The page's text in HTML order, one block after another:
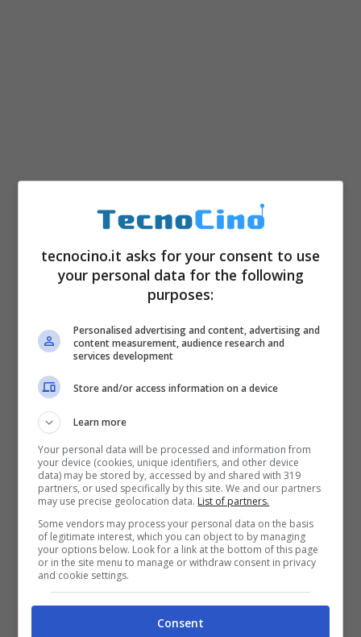
,Nokia
tecnocino.it asks for your consent to use
your personal data for the following
purposes:
Personalised advertising and content, advertising and
content measurement, audience research and
services development
Store and/or access information on a device
Learn more
Your personal data will be processed and information from
your device (cookies, unique identifiers, and other device
data) may be stored by, accessed by and shared with 319
partners, or used specifically by this site. We and our partners
may use precise geolocation data. List of partners.
Some vendors may process your personal data on the basis
of legitimate interest, which you can object to by managing
your options below. Look for a link at the bottom of this page
or in the site menu to manage or withdraw consent in privacy
and cookie settings.
Consent